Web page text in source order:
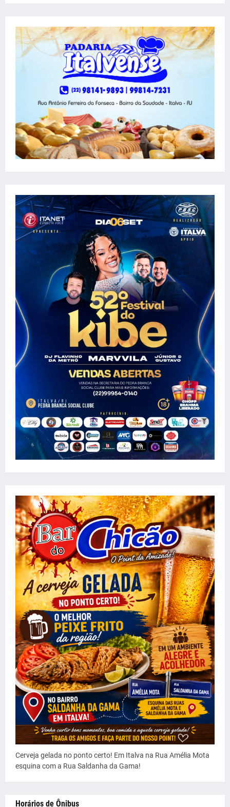
Cerveja gelada no ponto certo! Em Italva na Rua Amélia Mota
esquina com a Rua Saldanha da Gama!
Horários de Ônibus